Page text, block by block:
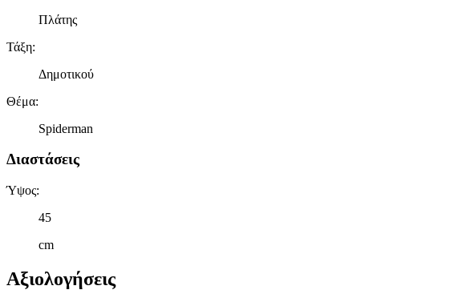
Πλάτης
Τάξη:
Δημοτικού
Θέμα:
Spiderman
Διαστάσεις
Ύψος:
45
cm
Αξιολογήσεις